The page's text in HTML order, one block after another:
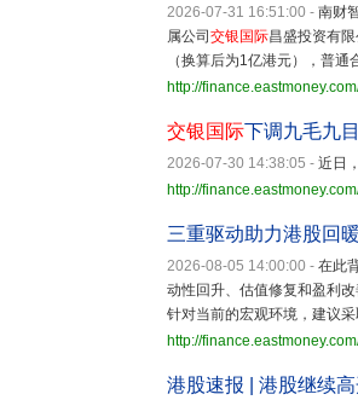
2026-07-31 16:51:00 - 南财
属公司 交银国际昌盛投资有
（换算后为1亿港元），普
http://
交银国际下调九毛九
2026-07-30 14:38:05 - 近日，
http://
三重驱动助力港股回
2026-08-05 14:00:00 - 在此
动性回升、估值修复和盈
针对当前的宏观环境，建议采
http://
港股速报 | 港股继续